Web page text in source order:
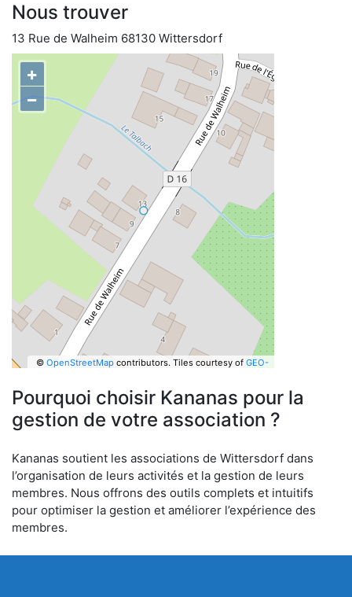
Nous trouver
13 Rue de Walheim 68130 Wittersdorf
+
−
© OpenStreetMapcontributors. Tiles courtesy of GEO-
Pourquoi choisir Kananas pour la
gestion de votre association ?
Kananas soutient les associations de Wittersdorf dans
l’organisation de leurs activités et la gestion de leurs
membres. Nous offrons des outils complets et intuitifs
pour optimiser la gestion et améliorer l’expérience des
membres.